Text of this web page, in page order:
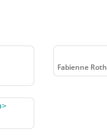
Fabienne Roth